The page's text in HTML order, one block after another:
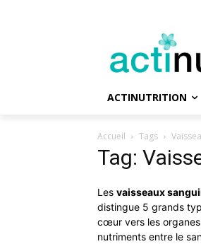
ACTINUTRITION
Accueil Tags
Tag:
Les vaisseaux
distingue 5 grands
cœur vers les
nutriments entre le